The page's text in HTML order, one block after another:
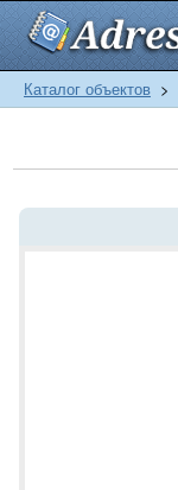
Каталог объектов >